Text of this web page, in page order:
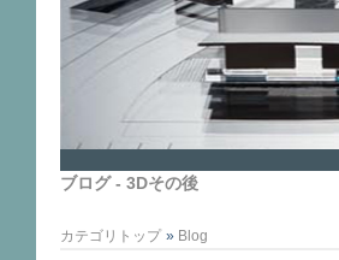
ブログ - 3Dその後
カテゴリトップ » Blog